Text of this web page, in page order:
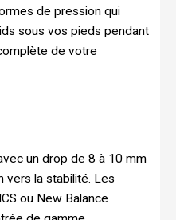
de pression qui
sous vos pieds pendant
de votre
un drop de 8 à 10 mm
vers la stabilité. Les
ou New Balance